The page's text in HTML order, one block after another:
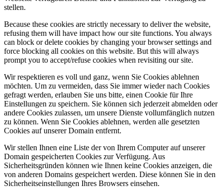
stellen.
Because these cookies are strictly necessary to deliver the website,
refusing them will have impact how our site functions. You always
can block or delete cookies by changing your browser settings and
force blocking all cookies on this website. But this will always
prompt you to accept/refuse cookies when revisiting our site.
Wir respektieren es voll und ganz, wenn Sie Cookies ablehnen
möchten. Um zu vermeiden, dass Sie immer wieder nach Cookies
gefragt werden, erlauben Sie uns bitte, einen Cookie für Ihre
Einstellungen zu speichern. Sie können sich jederzeit abmelden oder
andere Cookies zulassen, um unsere Dienste vollumfänglich nutzen
zu können. Wenn Sie Cookies ablehnen, werden alle gesetzten
Cookies auf unserer Domain entfernt.
Wir stellen Ihnen eine Liste der von Ihrem Computer auf unserer
Domain gespeicherten Cookies zur Verfügung. Aus
Sicherheitsgründen können wie Ihnen keine Cookies anzeigen, die
von anderen Domains gespeichert werden. Diese können Sie in den
Sicherheitseinstellungen Ihres Browsers einsehen.